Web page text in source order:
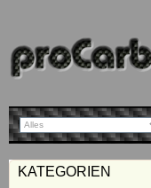
KATEGORIEN